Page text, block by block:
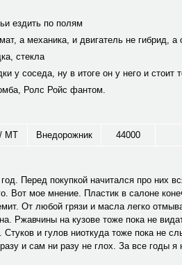
ездить по полям
а механика, и двигатель не гибрид,
стекла
у соседа, ну в итоге он у него и стоит
Ролс Ройс фантом.
MT Внедорожник 44000
Перед покупкой начитался про них
Вот мое мнение. Пластик в салоне
От любой грязи и масла легко
Ржавчины на кузове тоже пока не
Стуков и гулов ниоткуда тоже пока не
и сам ни разу не глох. За все годы я